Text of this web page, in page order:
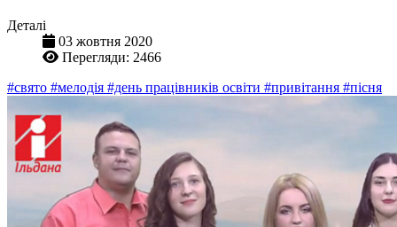
Деталі
03 жовтня 2020
Перегляди: 2466
#свято #мелодія #день працівників освіти #привітання #пісня